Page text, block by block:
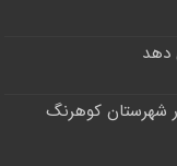
دهد
شهرستان کوهرنگ